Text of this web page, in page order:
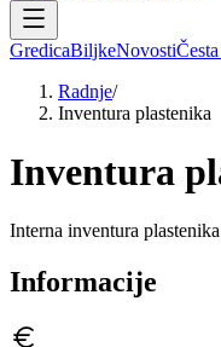
GredicaBiljkeNovosti
Radnje/
Inventura plastenika
Inventura
Interna inventura
Informacije